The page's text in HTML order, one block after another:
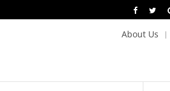
About Us